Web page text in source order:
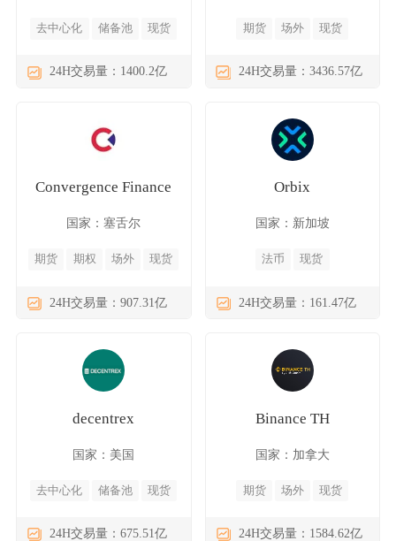
去中心化 储备池 现货
24H交易量：1400.2亿
期货 场外 现货
24H交易量：3436.57亿
Convergence Finance
国家：塞舌尔
期货 期权 场外 现货
24H交易量：907.31亿
Orbix
国家：新加坡
法币 现货
24H交易量：161.47亿
decentrex
国家：美国
去中心化 储备池 现货
24H交易量：675.51亿
Binance TH
国家：加拿大
期货 场外 现货
24H交易量：1584.62亿